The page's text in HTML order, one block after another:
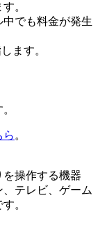
。
でも料金が発生
ます。
ら 。
を操作する機器
、テレビ、ゲーム
。